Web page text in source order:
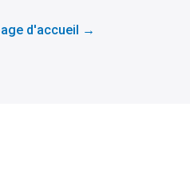
d'accueil →